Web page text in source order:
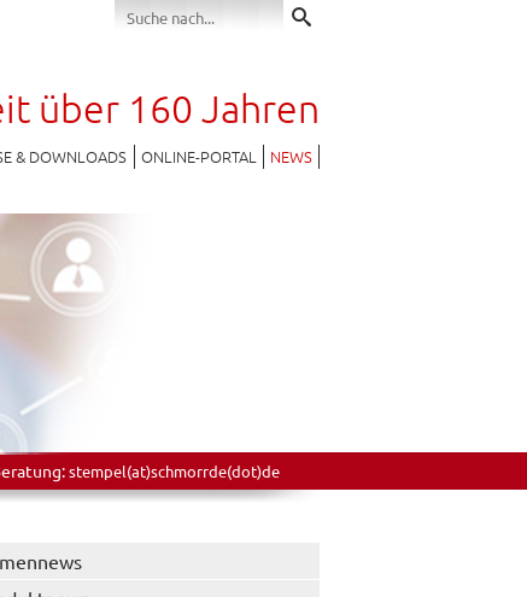
über 160 Jahren
& DOWNLOADS ONLINE-PORTAL NEWS
stempel(at)schmorrde(dot)de